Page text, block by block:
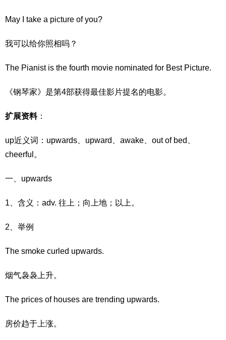
May I take a picture of you?
我可以给你照相吗？
The Pianist is the fourth movie nominated for Best Picture.
《钢琴家》是第4部获得最佳影片提名的电影。
扩展资料：
up近义词：upwards、upward、awake、out of bed、
cheerful。
一、upwards
1、含义：adv. 往上；向上地；以上。
2、举例
The smoke curled upwards.
烟气袅袅上升。
The prices of houses are trending upwards.
房价趋于上涨。